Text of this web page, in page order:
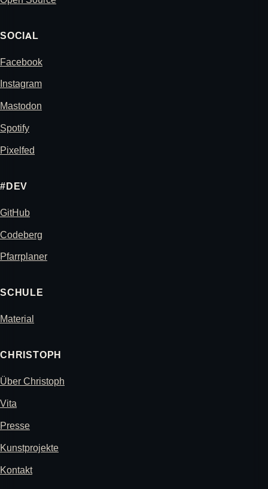
SOCIAL
Facebook
Instagram
Mastodon
Spotify
Pixelfed
#DEV
GitHub
Codeberg
Pfarrplaner
SCHULE
Material
CHRISTOPH
Über Christoph
Vita
Presse
Kunstprojekte
Kontakt